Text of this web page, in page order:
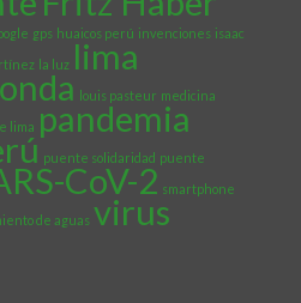
gps huaicos perú invenciones isaac
la luz lima
louis pasteur medicina
lima pandemia
puente solidaridad puente
CoV-2 smartphone
de aguas virus